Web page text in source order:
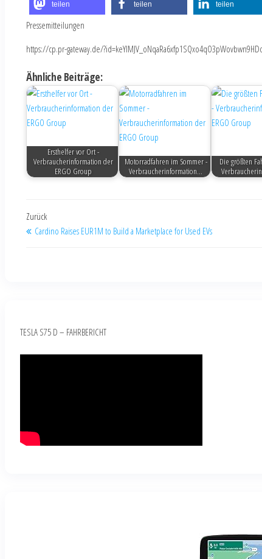
teilen teilen teilen
Pressemitteilungen
https://cp.pr-gateway.de/
Ähnliche Beiträge:
Ersthelfer vor Ort -
Verbraucherinformation der
ERGO Group
Motorradfahren im Sommer -
Verbraucherinformation…
Die größten
Zurück
Cardino Raises EUR1M to Build a Marketplace for Used EVs
TESLA S75 D – FAHRBERICHT